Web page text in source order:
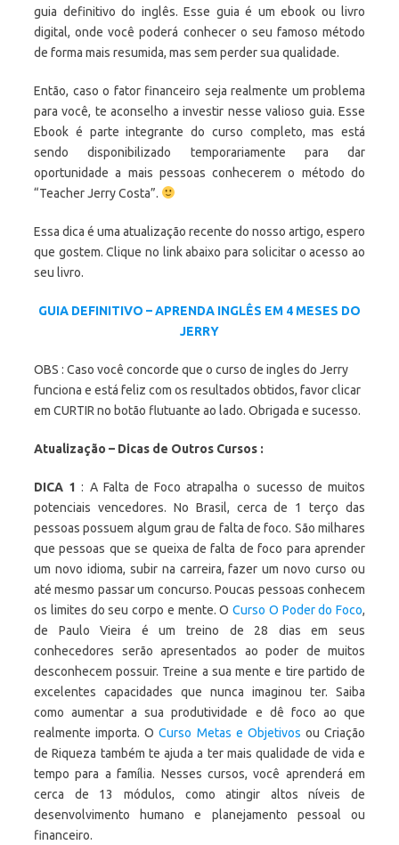
guia definitivo do inglês. Esse guia é um ebook ou livro
digital, onde você poderá conhecer o seu famoso método
de forma mais resumida, mas sem perder sua qualidade.
Então, caso o fator financeiro seja realmente um problema
para você, te aconselho a investir nesse valioso guia. Esse
Ebook é parte integrante do curso completo, mas está
sendo disponibilizado temporariamente para dar
oportunidade a mais pessoas conhecerem o método do
“Teacher Jerry Costa”.
Essa dica é uma atualização recente do nosso artigo, espero
que gostem. Clique no link abaixo para solicitar o acesso ao
seu livro.
GUIA DEFINITIVO – APRENDA INGLÊS EM 4 MESES DO
JERRY
OBS : Caso você concorde que o curso de ingles do Jerry
funciona e está feliz com os resultados obtidos, favor clicar
em CURTIR no botão flutuante ao lado. Obrigada e sucesso.
Atualização – Dicas de Outros Cursos :
DICA 1 : A Falta de Foco atrapalha o sucesso de muitos
potenciais vencedores. No Brasil, cerca de 1 terço das
pessoas possuem algum grau de falta de foco. São milhares
que pessoas que se queixa de falta de foco para aprender
um novo idioma, subir na carreira, fazer um novo curso ou
até mesmo passar um concurso. Poucas pessoas conhecem
os limites do seu corpo e mente. O Curso O Poder do Foco,
de Paulo Vieira é um treino de 28 dias em seus
conhecedores serão apresentados ao poder de muitos
desconhecem possuir. Treine a sua mente e tire partido de
excelentes capacidades que nunca imaginou ter. Saiba
como aumentar a sua produtividade e dê foco ao que
realmente importa. OCurso Metas e Objetivos ou Criação
de Riqueza também te ajuda a ter mais qualidade de vida e
tempo para a família. Nesses cursos, você aprenderá em
cerca de 13 módulos, como atingir altos níveis de
desenvolvimento humano e planejamento pessoal ou
financeiro.